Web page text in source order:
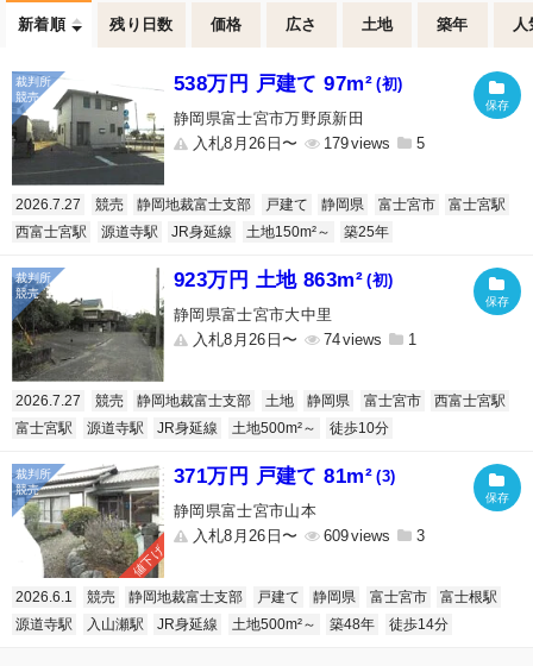
新着順 残り日数 価格 広さ 土地 築年 人
538万円 戸建て 97m² (初)
静岡県富士宮市万野原新田
入札8月26日〜
179 5
2026.7.27 競売 静岡地裁富士支部 戸建て 静岡県 富士宮市
富士宮駅
西富士宮駅
源道寺駅 JR身延線 土地150m²～ 築25年
923万円 土地 863m² (初)
静岡県富士宮市大中里
入札8月26日〜
74 1
2026.7.27 競売 静岡地裁富士支部 土地 静岡県 富士宮市
西富士宮駅
富士宮駅
源道寺駅 JR身延線 土地500m²～ 徒歩10分
値下げ
371万円 戸建て 81m² (3)
静岡県富士宮市山本
入札8月26日〜
609 3
2026.6.1 競売 静岡地裁富士支部 戸建て 静岡県 富士宮市
富士根駅
源道寺駅
入山瀬駅 JR身延線 土地500m²～ 築48年 徒歩14分